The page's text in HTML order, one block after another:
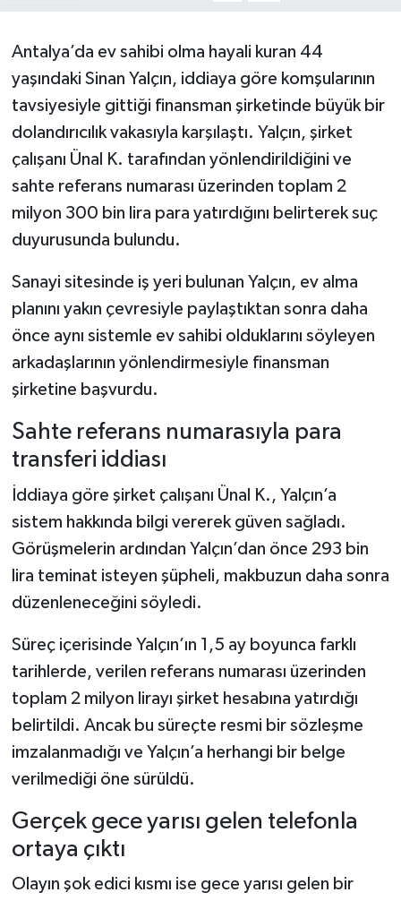
Antalya’da ev sahibi olma hayali kuran 44
yaşındaki Sinan Yalçın, iddiaya göre komşularının
tavsiyesiyle gittiği finansman şirketinde büyük bir
dolandırıcılık vakasıyla karşılaştı. Yalçın, şirket
çalışanı Ünal K. tarafından yönlendirildiğini ve
sahte referans numarası üzerinden toplam 2
milyon 300 bin lira para yatırdığını belirterek suç
duyurusunda bulundu.
Sanayi sitesinde iş yeri bulunan Yalçın, ev alma
planını yakın çevresiyle paylaştıktan sonra daha
önce aynı sistemle ev sahibi olduklarını söyleyen
arkadaşlarının yönlendirmesiyle finansman
şirketine başvurdu.
Sahte referans numarasıyla para
transferi iddiası
İddiaya göre şirket çalışanı Ünal K., Yalçın’a
sistem hakkında bilgi vererek güven sağladı.
Görüşmelerin ardından Yalçın’dan önce 293 bin
lira teminat isteyen şüpheli, makbuzun daha sonra
düzenleneceğini söyledi.
Süreç içerisinde Yalçın’ın 1,5 ay boyunca farklı
tarihlerde, verilen referans numarası üzerinden
toplam 2 milyon lirayı şirket hesabına yatırdığı
belirtildi. Ancak bu süreçte resmi bir sözleşme
imzalanmadığı ve Yalçın’a herhangi bir belge
verilmediği öne sürüldü.
Gerçek gece yarısı gelen telefonla
ortaya çıktı
Olayın şok edici kısmı ise gece yarısı gelen bir
Merkez Haberleri
Şenpazar Haberleri
Seydiler Haberleri
Taşköprü Haberleri
Tosya Haberleri
Karadeniz Haberleri
Ulusal Haberler
Siyaset Haberleri
Dünya Haberleri
Yerel Haberler
Haber Arşivi